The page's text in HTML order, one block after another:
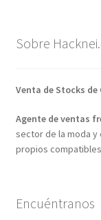
Sobre
Venta de Stocks de
Agente de ventas
sector de la moda y
propios
Encuéntranos